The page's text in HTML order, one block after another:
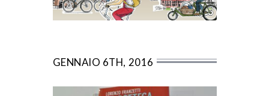
GENNAIO 6TH, 2016